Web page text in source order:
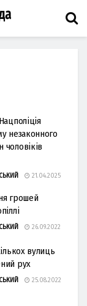
незаконного
21.04.2025
грошей
26.09.2022
вулиць
рух
25.08.2022